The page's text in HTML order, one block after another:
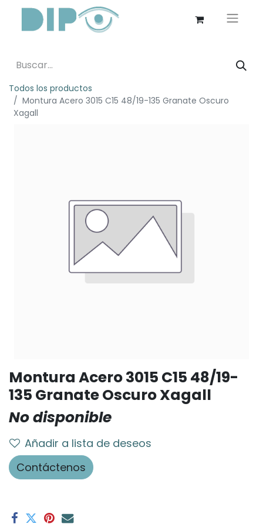
Todos los productos
Montura Acero 3015 C15 48/19-135 Granate Oscuro
Xagall
Montura Acero 3015 C15 48/19-
135 Granate Oscuro Xagall
No disponible
Añadir a lista de deseos
Contáctenos